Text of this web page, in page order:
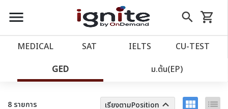
close
account_balance หน้าแรก
เว็บไซต์อิกไนท์
menu search
Skip
to
shopping_cart
รถเข็น
MEDICAL SAT IELTS CU‑TEST
GED ม.ต้น(EP)
ตัวกรอง
8 รายการ เรียงตามPosition keyboard_arrow_up view_module list